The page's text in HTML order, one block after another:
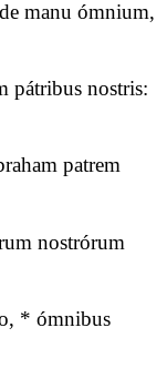
manu ómnium,
pátribus nostris:
patrem
nostrórum
* ómnibus